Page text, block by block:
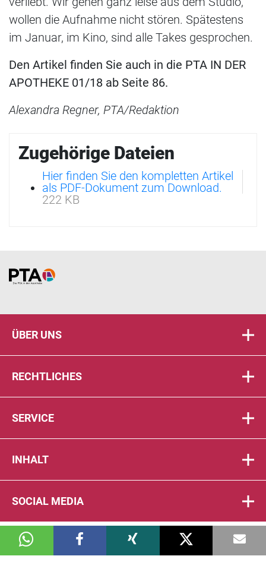
wollen die Aufnahme nicht stören. Spätestens
im Januar, im Kino, sind alle Takes gesprochen.
Den Artikel finden Sie auch in die PTA IN DER
APOTHEKE 01/18 ab Seite 86.
Alexandra Regner, PTA/Redaktion
Zugehörige Dateien
Hier finden Sie den kompletten Artikel
als PDF-Dokument zum Download.
222 KB
Home
ÜBER UNS
RECHTLICHES
SERVICE
INHALT
SOCIAL MEDIA
© 2026 DIE PTA IN DER APOTHEKE